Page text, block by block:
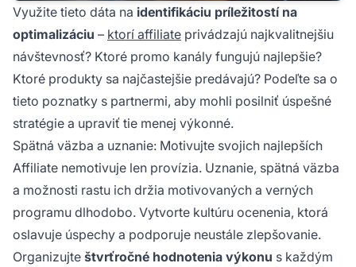
Využite tieto dáta na identifikáciu príležitostí na
optimalizáciu – ktorí affiliate privádzajú najkvalitnejšiu
návštevnosť? Ktoré promo kanály fungujú najlepšie?
Ktoré produkty sa najčastejšie predávajú? Podeľte sa o
tieto poznatky s partnermi, aby mohli posilniť úspešné
stratégie a upraviť tie menej výkonné.
Spätná väzba a uznanie: Motivujte svojich najlepších
Affiliate nemotivuje len provízia. Uznanie, spätná väzba
a možnosti rastu ich držia motivovaných a verných
programu dlhodobo. Vytvorte kultúru ocenenia, ktorá
oslavuje úspechy a podporuje neustále zlepšovanie.
Organizujte štvrťročné hodnotenia výkonu s každým